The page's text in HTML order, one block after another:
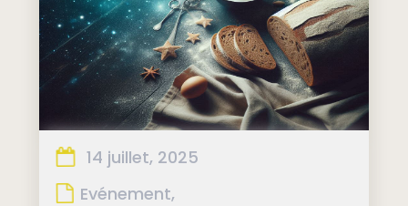
14 juillet, 2025
Evénement,